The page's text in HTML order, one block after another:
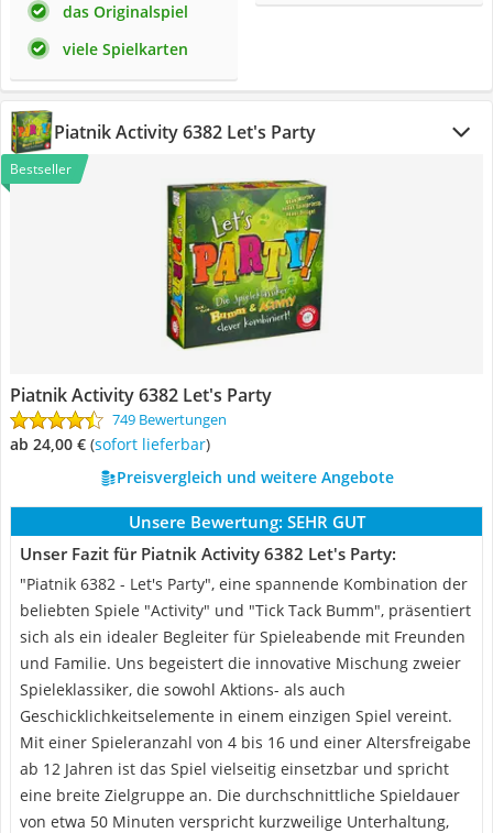
das Originalspiel
viele Spielkarten
Piatnik Activity 6382 Let's Party
Bestseller
Piatnik Activity 6382 Let's Party
749 Bewertungen
ab 24,00 € ( Sofort lieferbar)
Preisvergleich und weitere Angebote
Unsere Bewertung: SEHR GUT
Unser Fazit für Piatnik Activity 6382 Let's Party:
"Piatnik 6382 - Let's Party", eine spannende Kombination der
beliebten Spiele "Activity" und "Tick Tack Bumm", präsentiert
sich als ein idealer Begleiter für Spieleabende mit Freunden
und Familie. Uns begeistert die innovative Mischung zweier
Spieleklassiker, die sowohl Aktions- als auch
Geschicklichkeitselemente in einem einzigen Spiel vereint.
Mit einer Spieleranzahl von 4 bis 16 und einer Altersfreigabe
ab 12 Jahren ist das Spiel vielseitig einsetzbar und spricht
eine breite Zielgruppe an. Die durchschnittliche Spieldauer
von etwa 50 Minuten verspricht kurzweilige Unterhaltung,